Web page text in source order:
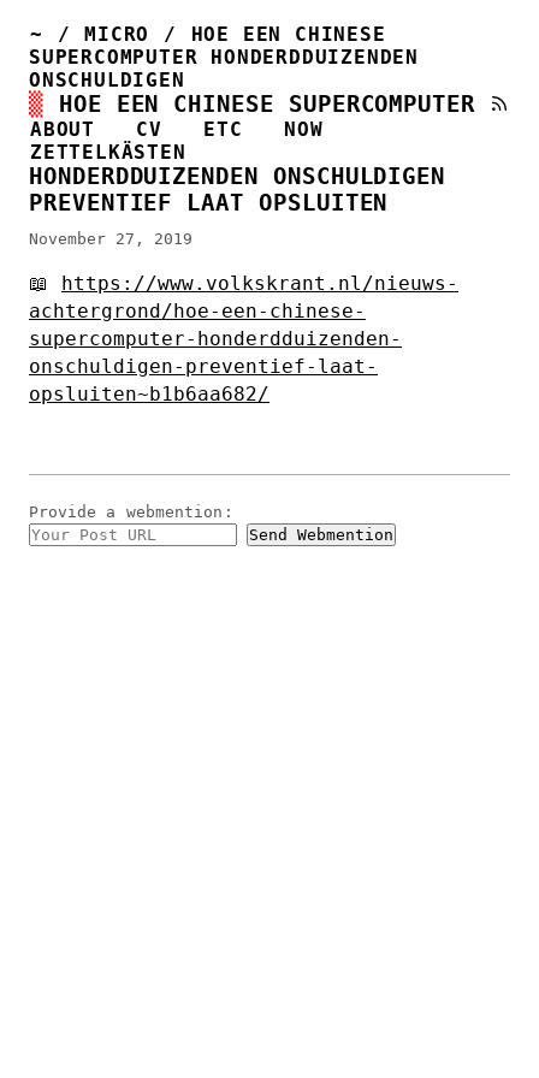
~ / MICRO /
HOE EEN CHINESE
SUPERCOMPUTER HONDERDDUIZENDEN
ONSCHULDIGEN
ABOUT CV ETC
NOW
ZETTELKÄSTEN
HOE EEN CHINESE SUPERCOMPUTER
HONDERDDUIZENDEN ONSCHULDIGEN
PREVENTIEF LAAT OPSLUITEN
November 27, 2019
📖
https://www.volkskrant.nl/nieuws-
achtergrond/hoe-een-chinese-
supercomputer-honderdduizenden-
onschuldigen-preventief-laat-
opsluiten~b1b6aa682/
Provide a webmention :